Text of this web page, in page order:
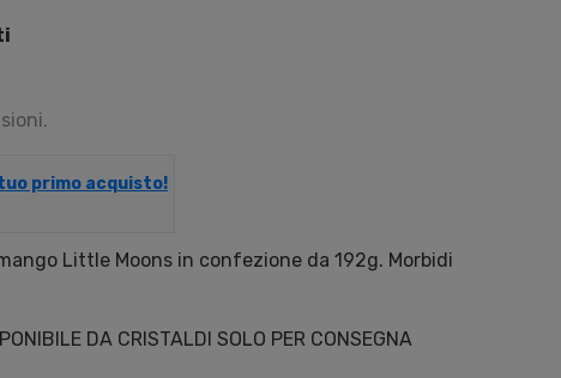
tuo primo acquisto!
Little Moons in confezione da 192g. Morbidi
DA CRISTALDI SOLO PER CONSEGNA